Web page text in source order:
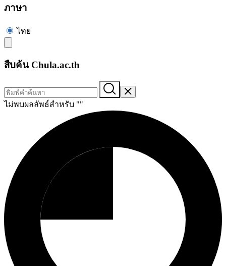
ภาษา
ไทย
สืบค้น Chula.ac.th
ไม่พบผลลัพธ์สำหรับ ""